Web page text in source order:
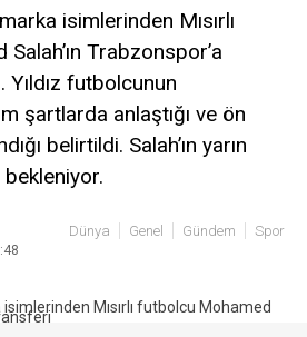
isimlerinden Mısırlı
Trabzonspor’a
futbolcunun
şartlarda anlaştığı ve ön
belirtildi. Salah’ın yarın
Dünya Genel Gündem Spor